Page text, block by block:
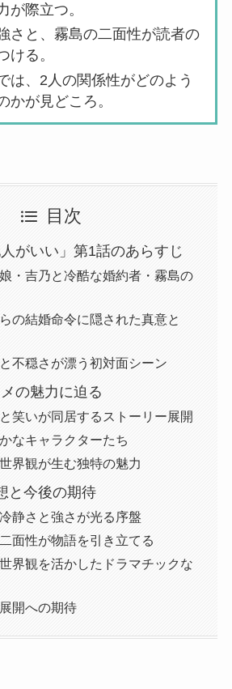
が際立つ。
さと、霧島の二面性が読者の
ける。
は、2人の関係性がどのよう
かが見どころ。
目次
人がいい」第1話のあらすじ
・吉乃と冷酷な婚約者・霧島の
の結婚命令に隠された真意と
不穏さが漂う初対面シーン
の魅力に迫る
笑いが同居するストーリー展開
なキャラクターたち
界観が生む独特の魅力
と今後の期待
静さと強さが光る序盤
面性が物語を引き立てる
界観を活かしたドラマチックな
開への期待